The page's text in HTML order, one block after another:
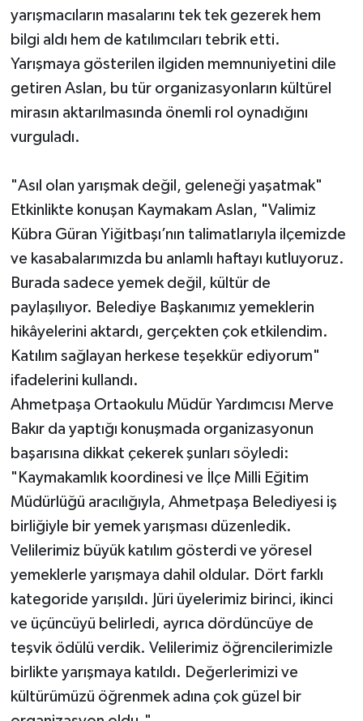
yarışmacıların masalarını tek tek gezerek hem
bilgi aldı hem de katılımcıları tebrik etti.
Yarışmaya gösterilen ilgiden memnuniyetini dile
getiren Aslan, bu tür organizasyonların kültürel
mirasın aktarılmasında önemli rol oynadığını
vurguladı.
"Asıl olan yarışmak değil, geleneği yaşatmak"
Etkinlikte konuşan Kaymakam Aslan, "Valimiz
Kübra Güran Yiğitbaşı’nın talimatlarıyla ilçemizde
ve kasabalarımızda bu anlamlı haftayı kutluyoruz.
Burada sadece yemek değil, kültür de
paylaşılıyor. Belediye Başkanımız yemeklerin
hikâyelerini aktardı, gerçekten çok etkilendim.
Katılım sağlayan herkese teşekkür ediyorum"
ifadelerini kullandı.
Ahmetpaşa Ortaokulu Müdür Yardımcısı Merve
Bakır da yaptığı konuşmada organizasyonun
başarısına dikkat çekerek şunları söyledi:
"Kaymakamlık koordinesi ve İlçe Milli Eğitim
Müdürlüğü aracılığıyla, Ahmetpaşa Belediyesi iş
birliğiyle bir yemek yarışması düzenledik.
Velilerimiz büyük katılım gösterdi ve yöresel
yemeklerle yarışmaya dahil oldular. Dört farklı
kategoride yarışıldı. Jüri üyelerimiz birinci, ikinci
ve üçüncüyü belirledi, ayrıca dördüncüye de
teşvik ödülü verdik. Velilerimiz öğrencilerimizle
birlikte yarışmaya katıldı. Değerlerimizi ve
kültürümüzü öğrenmek adına çok güzel bir